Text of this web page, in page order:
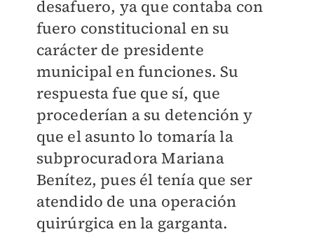
desafuero, ya que contaba con
fuero constitucional en su
carácter de presidente
municipal en funciones. Su
respuesta fue que sí, que
procederían a su detención y
que el asunto lo tomaría la
subprocuradora Mariana
Benítez, pues él tenía que ser
atendido de una operación
quirúrgica en la garganta.